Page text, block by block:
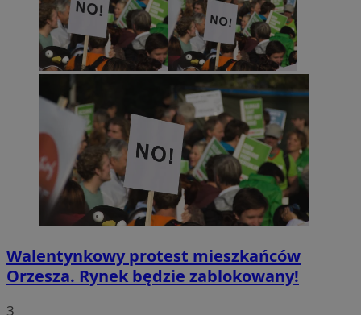
Walentynkowy protest mieszkańców
Orzesza. Rynek będzie zablokowany!
3